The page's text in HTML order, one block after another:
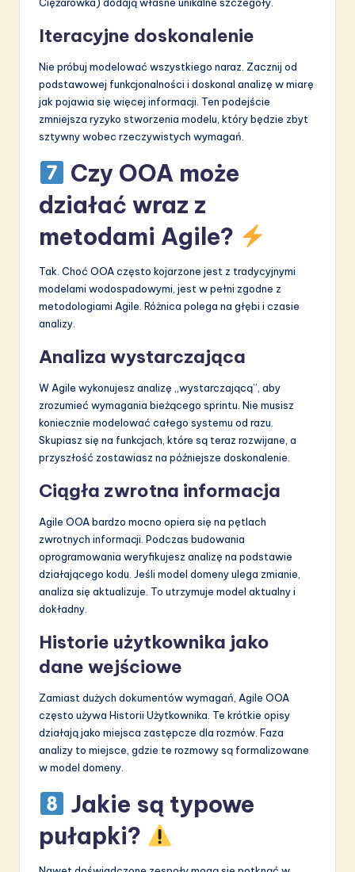
Iteracyjne doskonalenie
Nie próbuj modelować wszystkiego naraz. Zacznij od
podstawowej funkcjonalności i doskonal analizę w miarę
jak pojawia się więcej informacji. Ten podejście
zmniejsza ryzyko stworzenia modelu, który będzie zbyt
sztywny wobec rzeczywistych wymagań.
Czy OOA może
działać wraz z
metodami Agile?
Tak. Choć OOA często kojarzone jest z tradycyjnymi
modelami wodospadowymi, jest w pełni zgodne z
metodologiami Agile. Różnica polega na głębi i czasie
analizy.
Analiza wystarczająca
W Agile wykonujesz analizę „wystarczającą”, aby
zrozumieć wymagania bieżącego sprintu. Nie musisz
koniecznie modelować całego systemu od razu.
Skupiasz się na funkcjach, które są teraz rozwijane, a
przyszłość zostawiasz na późniejsze doskonalenie.
Ciągła zwrotna informacja
Agile OOA bardzo mocno opiera się na pętlach
zwrotnych informacji. Podczas budowania
oprogramowania weryfikujesz analizę na podstawie
działającego kodu. Jeśli model domeny ulega zmianie,
analiza się aktualizuje. To utrzymuje model aktualny i
dokładny.
Historie użytkownika jako
dane wejściowe
Zamiast dużych dokumentów wymagań, Agile OOA
często używa Historii Użytkownika. Te krótkie opisy
działają jako miejsca zastępcze dla rozmów. Faza
analizy to miejsce, gdzie te rozmowy są formalizowane
w model domeny.
Jakie są typowe
pułapki?